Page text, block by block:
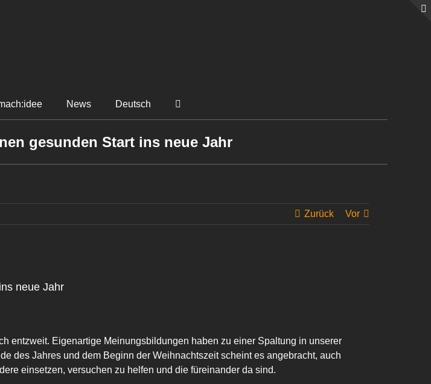
News Deutsch
gesunden Start ins neue Jahr
Zurück Vor
neue Jahr
entzweit. Eigenartige Meinungsbildungen haben zu einer Spaltung in unserer
des Jahres und dem Beginn der Weihnachtszeit scheint es angebracht, auch
einsetzen, versuchen zu helfen und die füreinander da sind.